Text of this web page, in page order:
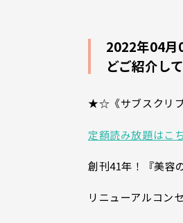
2022年04月
どご紹介し
★☆《サブスクリ
定額読み放題はこ
創刊41年！『美容
リニューアルコン